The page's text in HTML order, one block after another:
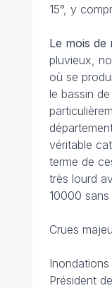
15°, y
Le mois de
pluvieux,
où se
le bassin
véritable
terme de
très lourd
10000 sans
Crues
Président